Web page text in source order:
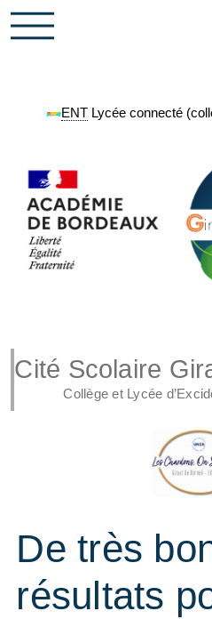
ENTLycée connecté
Cité Scolaire
Collège et Lycée
De très
résultats